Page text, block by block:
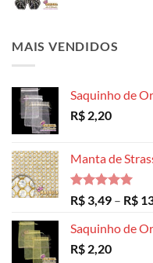
MAIS VENDIDOS
Saquinho de
R$ 2,20
Manta de
Avaliação
5.00
de 5
R$ 3,49 – R$
Saquinho de
R$ 2,20